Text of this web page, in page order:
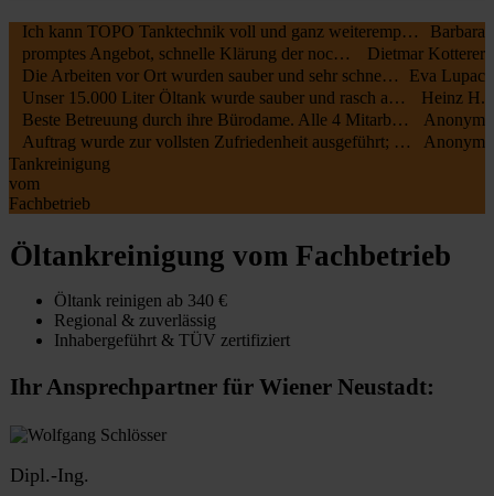
Barbara
Ich kann TOPO Tanktechnik voll und ganz weiterempfehlen. Die Arbeiter waren pünktlich und erledigten alles perfekt. Noch dazu war das Angebot das preisgünstigste unter allen angefragt Firmen. Großes Lob und danke!
Dietmar Kotterer
promptes Angebot, schnelle Klärung der noch offenen Fragen. Schneller Termin, pünktlicher Start der Arbeiten, sehr motivierte Mitarbeiter. Alles bestens, kann ich nur empfehlen !!!
Eva Lupac
Die Arbeiten vor Ort wurden sauber und sehr schnell durchgeführt, nach dreieinhalb Stunden waren 2x 2000L Stahltanks gereinigt , zerschnitten und ausgeräumt! TOP Preis/Leistungsverhältnis!! 100% Weiterempfehlung!
Heinz H.
Unser 15.000 Liter Öltank wurde sauber und rasch abgebaut und entsorgt! Baustelle wurde sauber verlassen. Preis-Leistungsverhältnis deutlich besser als bei anderen Anbietern.
Anonym
Beste Betreuung durch ihre Bürodame. Alle 4 Mitarbeiter, die ich kennengelernt habe waren höflich, korrekt und fleissig. Kann ihre Firma nur wärmstens weiterempfehlen.
Anonym
Auftrag wurde zur vollsten Zufriedenheit ausgeführt; faire Preise ?
Tankreinigung
vom
Fachbetrieb
Öltankreinigung vom Fachbetrieb
Öltank reinigen ab 340 €
Regional & zuverlässig
Inhabergeführt & TÜV zertifiziert
Ihr Ansprechpartner für Wiener Neustadt:
Dipl.-Ing.